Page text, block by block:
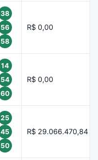
38
56
58
R$ 0,00
14
54
60
R$ 0,00
25
45
50
R$ 29.066.470,84